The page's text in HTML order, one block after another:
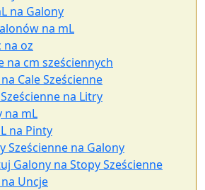
na Galony
na mL
na oz
na cm sześciennych
Cale Sześcienne
na Litry
na mL
na Pinty
Sześcienne na Galony
Galony na Stopy Sześcienne
Uncje